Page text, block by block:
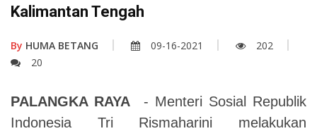
Kalimantan Tengah
By HUMA BETANG 09-16-2021
202
20
PALANGKA RAYA - Menteri Sosial Republik
Indonesia Tri Rismaharini melakukan